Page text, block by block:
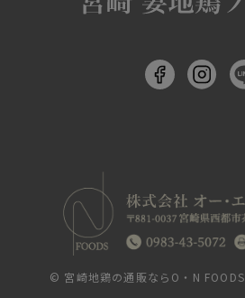
© 宮崎地鶏の通販ならO・N FOODS